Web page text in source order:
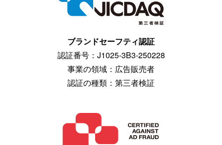
ブランドセーフティ認証
認証番号：J1025-3B3-250228
事業の領域：広告販売者
認証の種類：第三者検証